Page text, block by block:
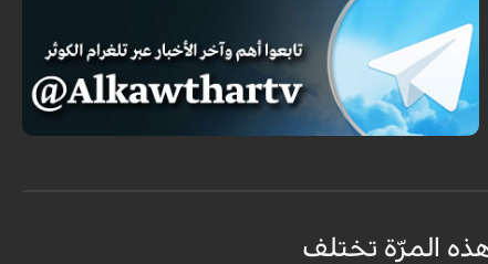
المرّة تختلف